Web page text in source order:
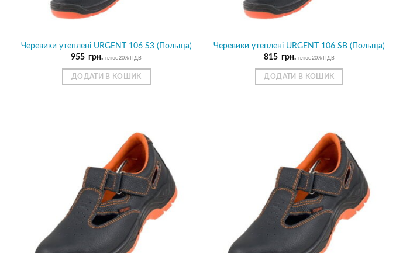
Черевики утеплені URGENT 106 S3 (Польща)
955 грн. плюс 20% ПДВ
ДОДАТИ В КОШИК
Черевики утеплені URGENT 106 SB (Польща)
815 грн. плюс 20% ПДВ
ДОДАТИ В КОШИК